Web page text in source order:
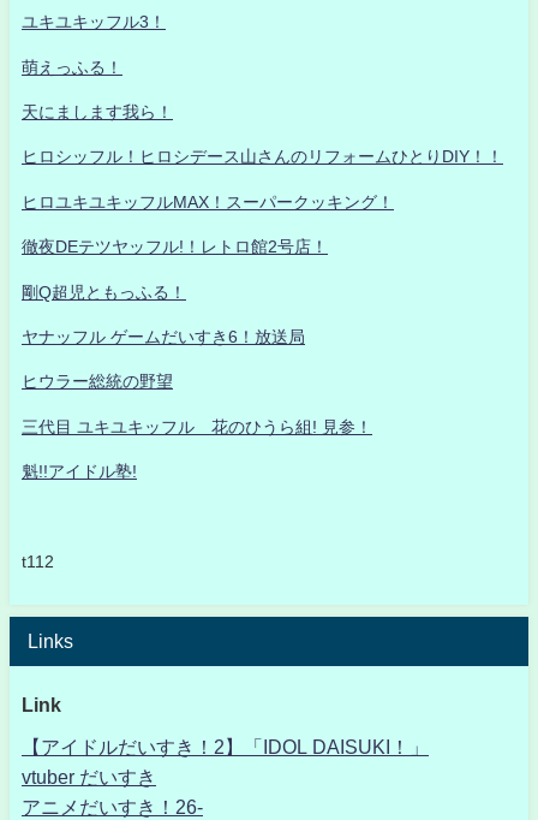
ユキユキッフル3！
萌えっふる！
天にまします我ら！
ヒロシッフル！ヒロシデース山さんのリフォームひとりDIY！！
ヒロユキユキッフルMAX！スーパークッキング！
徹夜DEテツヤッフル!！レトロ館2号店！
剛Q超児ともっふる！
ヤナッフル ゲームだいすき6！放送局
ヒウラー総統の野望
三代目 ユキユキッフル 花のひうら組! 見参！
魁!!アイドル塾!
t112
Links
Link
【アイドルだいすき！2】「IDOL DAISUKI！」
vtuber だいすき
アニメだいすき！26-